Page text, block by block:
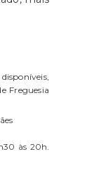
Freguesia
às 20h.